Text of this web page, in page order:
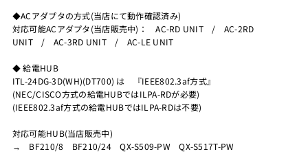
◆ACアダプタの方式(当店にて動作確認済み)
対応可能ACアダプタ(当店販売中)： AC-RD UNIT / AC-2RD
UNIT / AC-3RD UNIT / AC-LE UNIT
◆ 給電HUB
ITL-24DG-3D(WH)(DT700) は 『IEEE802.3af方式』
(NEC/CISCO方式の給電HUBではILPA-RDが必要)
(IEEE802.3af方式の給電HUBではILPA-RDは不要)
対応可能HUB(当店販売中)
→ BF210/8 BF210/24 QX-S509-PW QX-S517T-PW